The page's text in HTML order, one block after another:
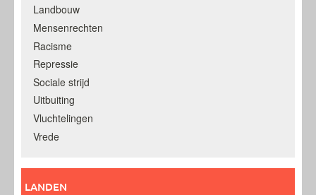
Landbouw
Mensenrechten
Racisme
Repressie
Sociale strijd
Uitbuiting
Vluchtelingen
Vrede
LANDEN